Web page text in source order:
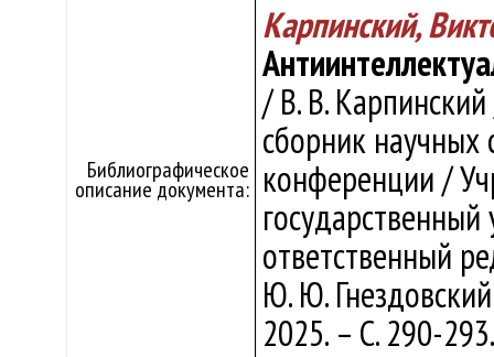
Библиографическое
описание документа:
Карпинский,
/ В. В.
сборник
конференции /
ответственный
Ю. Ю.
2025. – С. 290-